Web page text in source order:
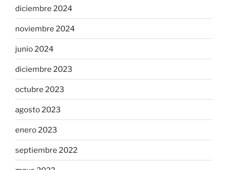
diciembre 2024
noviembre 2024
junio 2024
diciembre 2023
octubre 2023
agosto 2023
enero 2023
septiembre 2022